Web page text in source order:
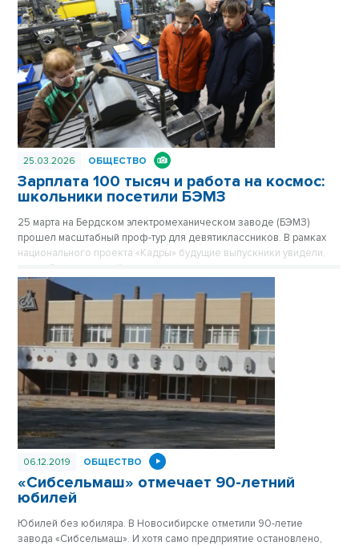
25.03.2026 ОБЩЕСТВО
Зарплата 100 тысяч и работа на космос:
школьники посетили БЭМЗ
25 марта на Бердском электромеханическом заводе (БЭМЗ)
прошел масштабный проф-тур для девятиклассников. В рамках
национального проекта «Кадры» будущие выпускники увидели,
как работает крупнейшее машиностроительное предприятие
региона, обеспечивающее в том числе российскую космонавтику
высокоточными приборами уже 67 лет.
06.12.2019 ОБЩЕСТВО
«Сибсельмаш» отмечает 90-летний
юбилей
Юбилей без юбиляра. В Новосибирске отметили 90-летие
завода «Сибсельмаш». И хотя само предприятие остановлено,